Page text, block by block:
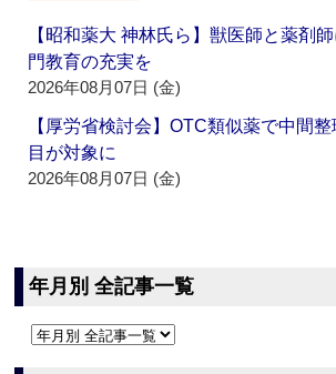
【昭和薬大 神林氏ら】獣医師と薬剤
門教育の充実を
2026年08月07日 (金)
【厚労省検討会】OTC類似薬で中間
目が対象に
2026年08月07日 (金)
年月別 全記事一覧